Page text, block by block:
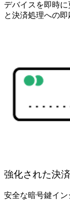
デバイスを即時
と決済処理への即
強化された決
安全な暗号鍵イ